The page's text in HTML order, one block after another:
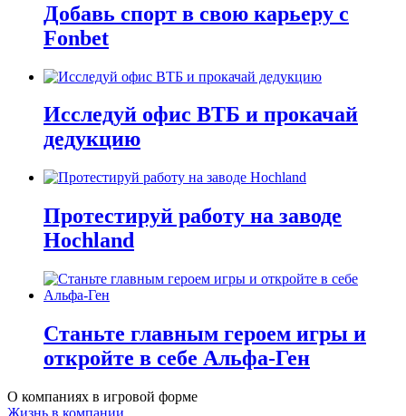
Добавь спорт в свою карьеру с
Fonbet
Исследуй офис ВТБ и прокачай
дедукцию
Протестируй работу на заводе
Hochland
Станьте главным героем игры и
откройте в себе Альфа-Ген
О компаниях в игровой форме
Жизнь в компании